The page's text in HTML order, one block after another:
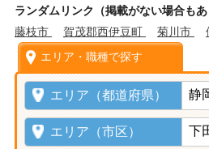
ランダムリンク（掲載がない場合も
藤枝市
賀茂郡西伊豆町 菊川市
エリア・職種で探す
エリア（都道府県）
エリア（市区）